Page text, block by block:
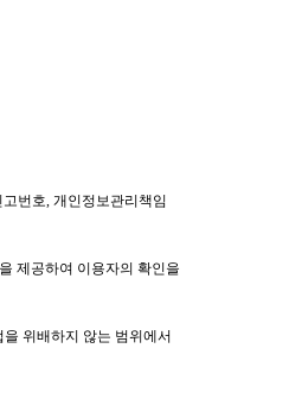
번호, 개인정보관리책임
제공하여 이용자의 확인을
위배하지 않는 범위에서